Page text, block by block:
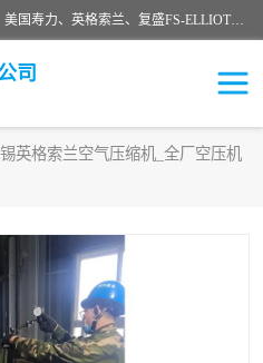
绍兴金戈贸易有限公司主要经营品牌：美国寿力、英格索兰、复盛FS-ELLIOTT，库伯COOPER、阿特拉斯等品牌空压机及配件销售；承接全厂空气压缩机管理、维护保养；节能改造；气体干燥机销售、维护、维修、保养。销售各种品牌空压机空气滤芯、油滤芯、油气分离器；精密过滤器滤芯；除油雾滤芯；抽真空滤芯，消音器，疏水器。劳务承接：全厂空压机维修保养工程，安装工程；移机或汰换工程；节能改造工程等。
司
英格索兰空气压缩机_全厂空压机
英格索兰配件
闽台富源特种陶瓷
英格索兰离心机空滤芯